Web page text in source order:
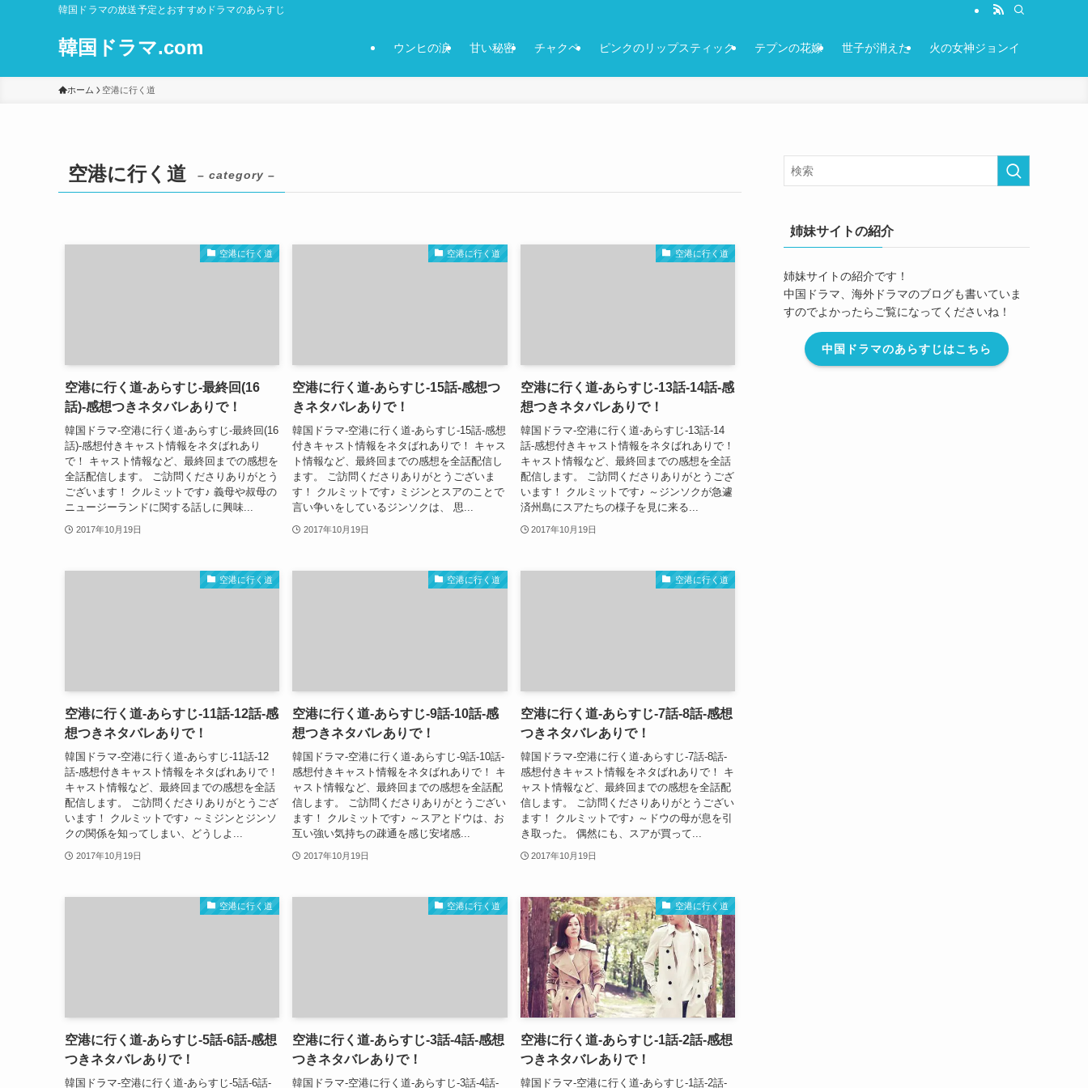
韓国ドラマの放送予定とおすすめドラマのあらすじ
韓国ドラマ.com ウンヒの涙 甘い秘密 チャクペ ピンクのリップスティック テプンの花嫁 世子が消えた 火の女神ジョンイ
ホーム 空港に行く道
空港に行く道 – category –
空港に行く道
空港に行く道-あらすじ-最終回(16
話)-感想つきネタバレありで！
韓国ドラマ-空港に行く道-あらすじ-最終回(16
話)-感想付きキャスト情報をネタばれあり
で！ キャスト情報など、最終回までの感想を
全話配信します。 ご訪問くださりありがとう
ございます！ クルミットです♪ 義母や叔母の
ニュージーランドに関する話しに興味...
2017年10月19日
空港に行く道
空港に行く道-あらすじ-15話-感想つ
きネタバレありで！
韓国ドラマ-空港に行く道-あらすじ-15話-感想
付きキャスト情報をネタばれありで！ キャス
ト情報など、最終回までの感想を全話配信し
ます。 ご訪問くださりありがとうございま
す！ クルミットです♪ ミジンとスアのことで
言い争いをしているジンソクは、 思...
2017年10月19日
空港に行く道
空港に行く道-あらすじ-13話-14話-感
想つきネタバレありで！
韓国ドラマ-空港に行く道-あらすじ-13話-14
話-感想付きキャスト情報をネタばれありで！
キャスト情報など、最終回までの感想を全話
配信します。 ご訪問くださりありがとうござ
います！ クルミットです♪ ～ジンソクが急遽
済州島にスアたちの様子を見に来る...
2017年10月19日
空港に行く道
空港に行く道-あらすじ-11話-12話-感
想つきネタバレありで！
韓国ドラマ-空港に行く道-あらすじ-11話-12
話-感想付きキャスト情報をネタばれありで！
キャスト情報など、最終回までの感想を全話
配信します。 ご訪問くださりありがとうござ
います！ クルミットです♪ ～ミジンとジンソ
クの関係を知ってしまい、どうしよ...
2017年10月19日
空港に行く道
空港に行く道-あらすじ-9話-10話-感
想つきネタバレありで！
韓国ドラマ-空港に行く道-あらすじ-9話-10話-
感想付きキャスト情報をネタばれありで！ キ
ャスト情報など、最終回までの感想を全話配
信します。 ご訪問くださりありがとうござい
ます！ クルミットです♪ ～スアとドウは、お
互い強い気持ちの疎通を感じ安堵感...
2017年10月19日
空港に行く道
空港に行く道-あらすじ-7話-8話-感想
つきネタバレありで！
韓国ドラマ-空港に行く道-あらすじ-7話-8話-
感想付きキャスト情報をネタばれありで！ キ
ャスト情報など、最終回までの感想を全話配
信します。 ご訪問くださりありがとうござい
ます！ クルミットです♪ ～ドウの母が息を引
き取った。 偶然にも、スアが買って...
2017年10月19日
空港に行く道
空港に行く道-あらすじ-5話-6話-感想
つきネタバレありで！
韓国ドラマ-空港に行く道-あらすじ-5話-6話-
空港に行く道
空港に行く道-あらすじ-3話-4話-感想
つきネタバレありで！
韓国ドラマ-空港に行く道-あらすじ-3話-4話-
空港に行く道
空港に行く道-あらすじ-1話-2話-感想
つきネタバレありで！
韓国ドラマ-空港に行く道-あらすじ-1話-2話-
姉妹サイトの紹介
姉妹サイトの紹介です！
中国ドラマ、海外ドラマのブログも書いていま
すのでよかったらご覧になってくださいね！
中国ドラマのあらすじはこちら